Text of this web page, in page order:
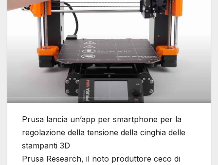
Prusa lancia un’app per smartphone per la
regolazione della tensione della cinghia delle
stampanti 3D
Prusa Research, il noto produttore ceco di